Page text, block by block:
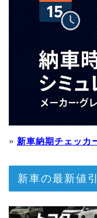
» 新車納期チェッカ
新車の最新値